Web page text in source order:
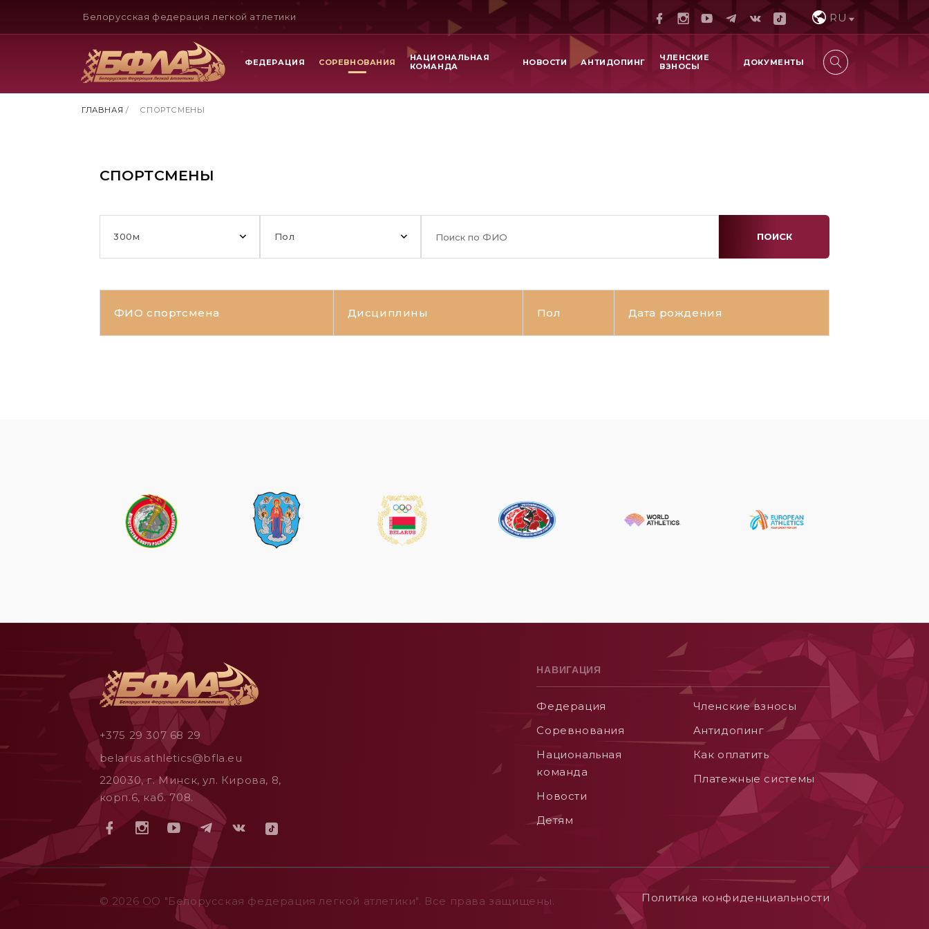
Белорусская федерация легкой атлетики RU
ФЕДЕРАЦИЯ СОРЕВНОВАНИЯ
НАЦИОНАЛЬНАЯ
КОМАНДА
НОВОСТИ АНТИДОПИНГ
ЧЛЕНСКИЕ
ВЗНОСЫ
ДОКУМЕНТЫ
ГЛАВНАЯ / СПОРТСМЕНЫ
СПОРТСМЕНЫ
300м Пол ПОИСК
ФИО спортсмена Дисциплины Пол Дата рождения
+375 29 307 68 29
belarus.athletics@bfla.eu
220030, г. Минск, ул. Кирова, 8,
корп.6, каб. 708.
НАВИГАЦИЯ
Федерация
Соревнования
Национальная
команда
Новости
Детям
Членские взносы
Aнтидопинг
Как оплатить
Платежные системы
© 2026 ОO "Белорусская федерация легкой атлетики". Все права защищены. Политика конфиденциальности